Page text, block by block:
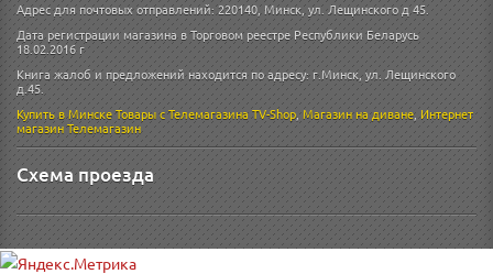
Адрес для почтовых отправлений: 220140, Минск, ул. Лещинского д 45.
Дата регистрации магазина в Торговом реестре Республики Беларусь
18.02.2016 г
Книга жалоб и предложений находится по адресу: г.Минск, ул. Лещинского
д.45.
Купить в МинскеТовары с Телемагазина TV-Shop,Магазин на диване,Интернет
магазинТелемагазин
Схема проезда